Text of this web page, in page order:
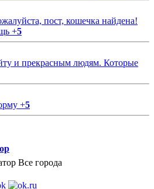
пост, кошечка найдена!
+5
и прекрасным людям. Которые
+5
Все города